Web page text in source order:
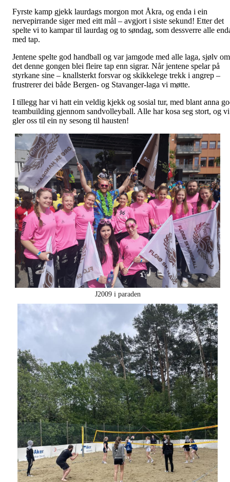
Fyrste kamp gjekk laurdags morgon mot Åkra, og enda i ein
nervepirrande siger med eitt mål – avgjort i siste sekund! Etter det
spelte vi to kampar til laurdag og to søndag, som dessverre alle
med tap.
Jentene spelte god handball og var jamgode med alle laga, sjølv om
det denne gongen blei fleire tap enn sigrar. Når jentene spelar på
styrkane sine – knallsterkt forsvar og skikkelege trekk i angrep –
frustrerer dei både Bergen- og Stavanger-laga vi møtte.
I tillegg har vi hatt ein veldig kjekk og sosial tur, med blant anna
teambuilding gjennom sandvolleyball. Alle har kosa seg stort, og vi
gler oss til ein ny sesong til hausten!
J2009 i paraden